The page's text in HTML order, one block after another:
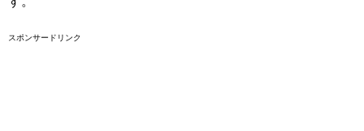
スポンサードリンク